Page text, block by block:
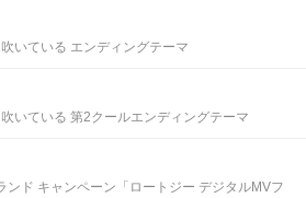
いている エンディングテーマ
いている 第2クールエンディングテーマ
ンド キャンペーン「ロートジー デジタルMVフ